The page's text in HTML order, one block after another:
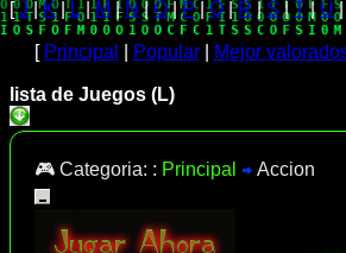
[J|K|L|M |N | O|P|Q|R |S |T| U
[ Principal Popular| Mejor
lista de Juegos (L)
🎮 Categoria: : Principal Accion